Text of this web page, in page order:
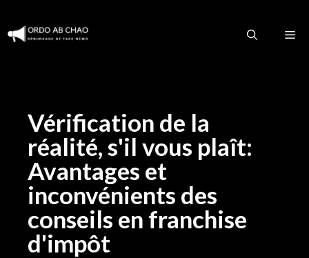
au
Vérification de la
réalité, s'il vous plaît:
Avantages et
inconvénients des
conseils en franchise
d'impôt